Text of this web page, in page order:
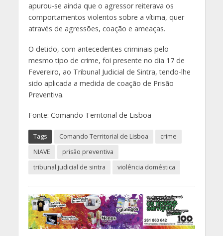
apurou-se ainda que o agressor reiterava os
comportamentos violentos sobre a vítima, quer
através de agressões, coação e ameaças.
O detido, com antecedentes criminais pelo
mesmo tipo de crime, foi presente no dia 17 de
Fevereiro, ao Tribunal Judicial de Sintra, tendo-lhe
sido aplicada a medida de coação de Prisão
Preventiva.
Fonte: Comando Territorial de Lisboa
Tags Comando Territorial de Lisboa
crime
NIAVE
prisão preventiva
tribunal judicial de sintra
violência doméstica